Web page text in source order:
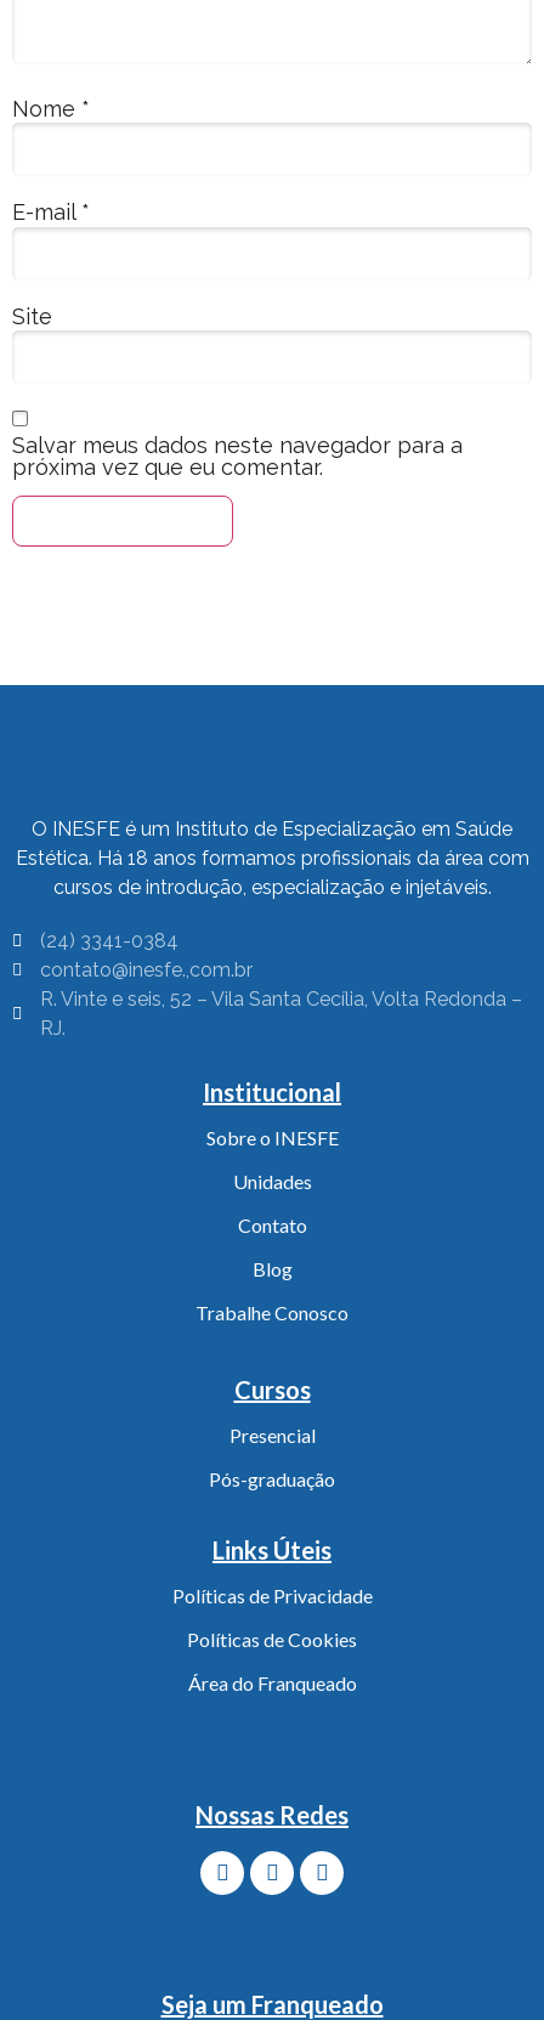
Nome *
E-mail *
Site
Salvar meus dados neste navegador para a
próxima vez que eu comentar.
O INESFE é um Instituto de Especialização em Saúde
Estética. Há 18 anos formamos profissionais da área com
cursos de introdução, especialização e injetáveis.
(24) 3341-0384
contato@inesfe.,com.br
R. Vinte e seis, 52 – Vila Santa Cecília, Volta Redonda –
RJ.
Institucional
Sobre o INESFE
Unidades
Contato
Blog
Trabalhe Conosco
Cursos
Presencial
Pós-graduação
Links Úteis
Políticas de Privacidade
Políticas de Cookies
Área do Franqueado
Nossas Redes
Seja um Franqueado